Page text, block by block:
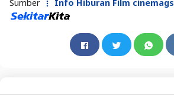
Sumber Info Hiburan Film cinemags